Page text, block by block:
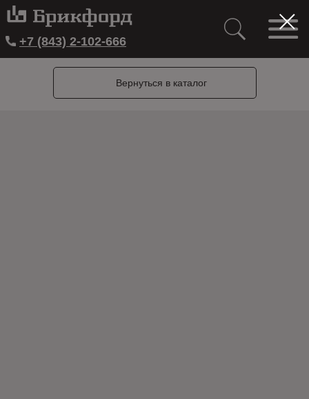
+7 (843) 2-102-666
Вернуться в каталог